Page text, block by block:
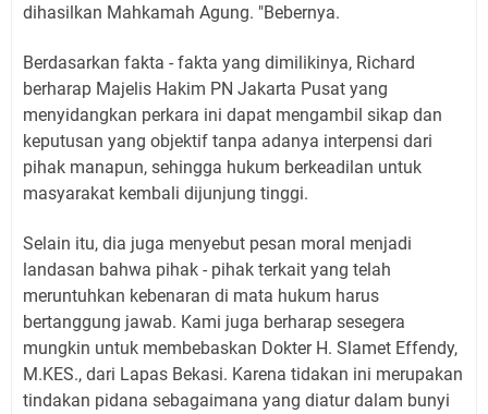
dihasilkan Mahkamah Agung. "Bebernya.
Berdasarkan fakta - fakta yang dimilikinya, Richard
berharap Majelis Hakim PN Jakarta Pusat yang
menyidangkan perkara ini dapat mengambil sikap dan
keputusan yang objektif tanpa adanya interpensi dari
pihak manapun, sehingga hukum berkeadilan untuk
masyarakat kembali dijunjung tinggi.
Selain itu, dia juga menyebut pesan moral menjadi
landasan bahwa pihak - pihak terkait yang telah
meruntuhkan kebenaran di mata hukum harus
bertanggung jawab. Kami juga berharap sesegera
mungkin untuk membebaskan Dokter H. Slamet Effendy,
M.KES., dari Lapas Bekasi. Karena tidakan ini merupakan
tindakan pidana sebagaimana yang diatur dalam bunyi